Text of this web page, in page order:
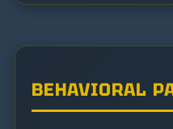
BEHAVIORAL